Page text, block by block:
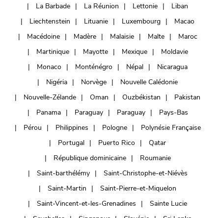
La Barbade
La Réunion Lettonie
Liban
Liechtenstein
Lituanie Luxembourg
Macao
Macédoine
Madère Malaisie Malte
Maroc
Martinique
Mayotte Mexique
Moldavie
Monaco
Monténégro Népal
Nicaragua
Nigéria
Norvège
Nouvelle Calédonie
Nouvelle-Zélande
Oman Ouzbékistan
Pakistan
Panama
Paraguay Paraguay
Pays-Bas
Pérou
Philippines Pologne
Polynésie Française
Portugal
Puerto Rico
Qatar
République dominicaine
Roumanie
Saint-barthélémy
Saint-Christophe-et-Niévès
Saint-Martin
Saint-Pierre-et-Miquelon
Saint-Vincent-et-les-Grenadines
Sainte Lucie